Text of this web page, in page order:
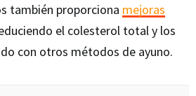
también proporciona mejoras
el colesterol total y los
con otros métodos de ayuno.